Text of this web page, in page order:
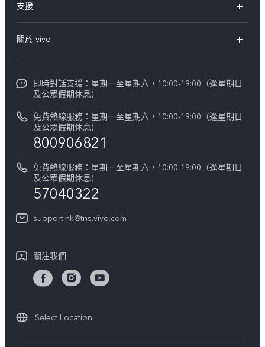
X300
Y21d
支援
服務中心
Funtouch OS
系統升級
零配件價格查詢
IMEI 碼驗證
維修進度
保修條款
客戶服務私隱聲明
關於 vivo
新聞資訊
vivo工作
法律聲明
vivo 私隱中心
即時對話支援：星期一至星期六，10:00-19:00（逢星期日
及公眾假期休息)
免費熱線服務：星期一至星期六，10:00-19:00（逢星期日
及公眾假期休息)
800906821
免費熱線服務：星期一至星期六，10:00-19:00（逢星期日
及公眾假期休息)
57040322
support.hk@tns.vivo.com
關注我們
Select Location